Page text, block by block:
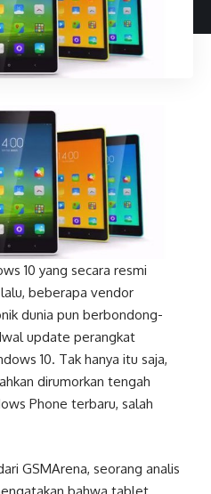
10 yang secara resmi
beberapa vendor
dunia pun berbondong-
update perangkat
10. Tak hanya itu saja,
dirumorkan tengah
Phone terbaru, salah
GSMArena, seorang analis